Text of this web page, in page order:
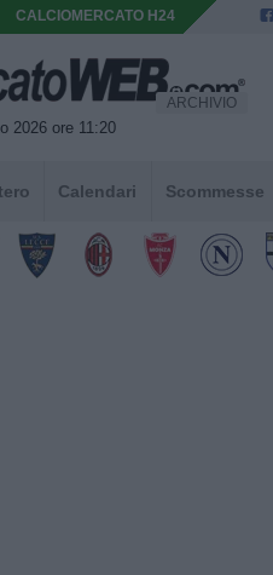
CALCIOMERCATO H24
2026 ore 11:20
ARCHIVIO
Calendari Scommesse